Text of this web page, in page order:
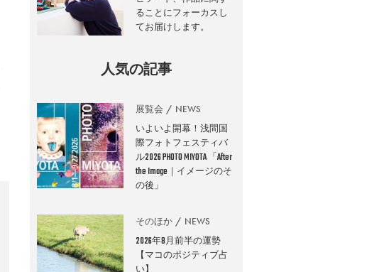
ることにフォーカスし
てお届けします。
人気の記事
展覧会 NEWS
いよいよ開幕！浅間国
際フォトフェスティバ
ル2026 PHOTO MIYOTA 「After
the Image｜イメージのそ
の後」
そのほか NEWS
2026年8月前半の運勢
【マコのポジティブ占